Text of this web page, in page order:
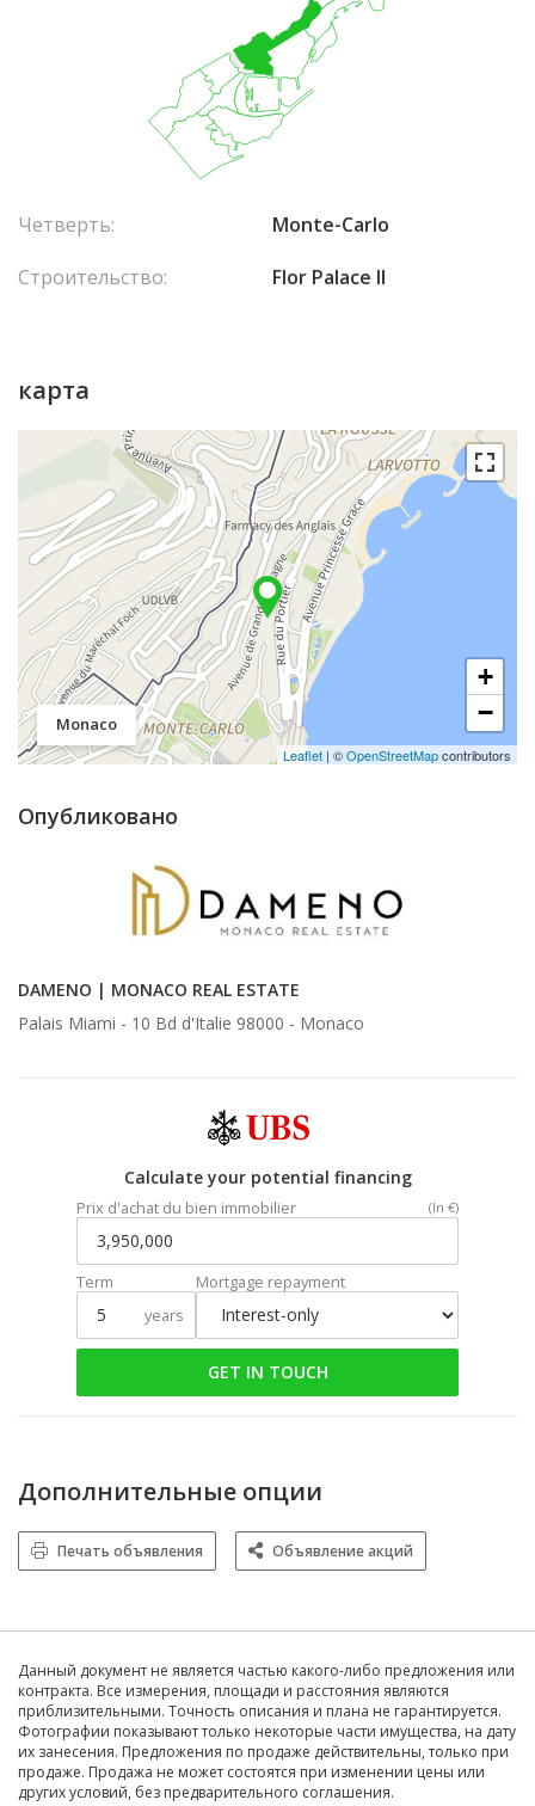
Четверть:
Monte-Carlo
Строительство:
Flor Palace II
карта
Monaco
+
−
Leaflet | ©OpenStreetMapcontributors
Опубликовано
DAMENO | MONACO REAL ESTATE
Palais Miami - 10 Bd d'Italie 98000 - Monaco
Calculate your potential financing
Prix d'achat du bien immobilier (In €)
Term
years
Mortgage repayment
GET IN TOUCH
Дополнительные опции
Печать объявления Объявление акций
Данный документ не является частью какого-либо предложения или
контракта. Все измерения, площади и расстояния являются
приблизительными. Точность описания и плана не гарантируется.
Фотографии показывают только некоторые части имущества, на дату
их занесения. Предложения по продаже действительны, только при
продаже. Продажа не может состоятся при изменении цены или
других условий, без предварительного соглашения.